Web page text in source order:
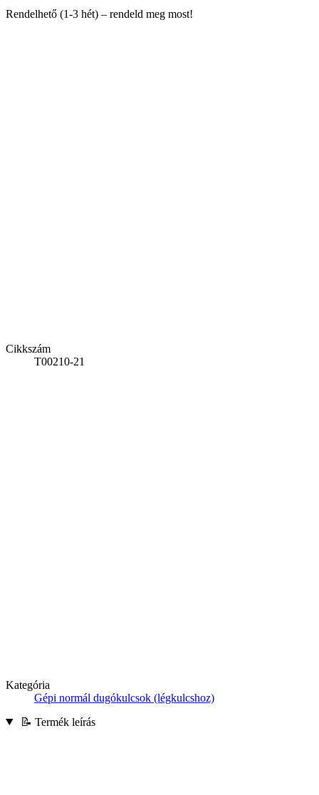
Rendelhető (1-3 hét) – rendeld meg most!
Cikkszám
T00210-21
Kategória
Gépi normál dugókulcsok (légkulcshoz)
📝 Termék leírás